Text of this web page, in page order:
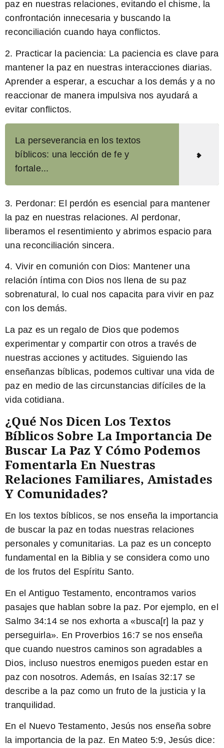
paz en nuestras relaciones, evitando el chisme, la
confrontación innecesaria y buscando la
reconciliación cuando haya conflictos.
2. Practicar la paciencia: La paciencia es clave para
mantener la paz en nuestras interacciones diarias.
Aprender a esperar, a escuchar a los demás y a no
reaccionar de manera impulsiva nos ayudará a
evitar conflictos.
La perseverancia en los textos
bíblicos: una lección de fe y
fortale...
3. Perdonar: El perdón es esencial para mantener
la paz en nuestras relaciones. Al perdonar,
liberamos el resentimiento y abrimos espacio para
una reconciliación sincera.
4. Vivir en comunión con Dios: Mantener una
relación íntima con Dios nos llena de su paz
sobrenatural, lo cual nos capacita para vivir en paz
con los demás.
La paz es un regalo de Dios que podemos
experimentar y compartir con otros a través de
nuestras acciones y actitudes. Siguiendo las
enseñanzas bíblicas, podemos cultivar una vida de
paz en medio de las circunstancias difíciles de la
vida cotidiana.
¿Qué Nos Dicen Los Textos
Bíblicos Sobre La Importancia De
Buscar La Paz Y Cómo Podemos
Fomentarla En Nuestras
Relaciones Familiares, Amistades
Y Comunidades?
En los textos bíblicos, se nos enseña la importancia
de buscar la paz en todas nuestras relaciones
personales y comunitarias. La paz es un concepto
fundamental en la Biblia y se considera como uno
de los frutos del Espíritu Santo.
En el Antiguo Testamento, encontramos varios
pasajes que hablan sobre la paz. Por ejemplo, en el
Salmo 34:14 se nos exhorta a «busca[r] la paz y
perseguirla». En Proverbios 16:7 se nos enseña
que cuando nuestros caminos son agradables a
Dios, incluso nuestros enemigos pueden estar en
paz con nosotros. Además, en Isaías 32:17 se
describe a la paz como un fruto de la justicia y la
tranquilidad.
En el Nuevo Testamento, Jesús nos enseña sobre
la importancia de la paz. En Mateo 5:9, Jesús dice: